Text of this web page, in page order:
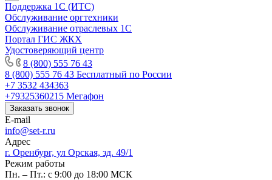
Поддержка 1С (ИТС)
Обслуживание оргтехники
Обслуживание отраслевых 1С
Портал ГИС ЖКХ
Удостоверяющий центр
8 (800) 555 76 43
8 (800) 555 76 43 Бесплатный по России
+7 3532 434363
+79325360215 Мегафон
Заказать звонок
E-mail
info@set-r.ru
Адрес
г. Оренбург, ул Орская, зд. 49/1
Режим работы
Пн. – Пт.: с 9:00 до 18:00 МСК